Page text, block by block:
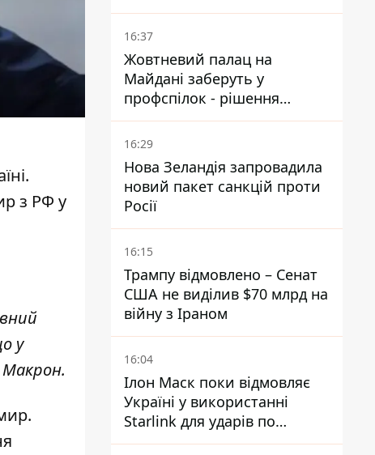
з РФ у
у
Макрон.
почався діалог
16:37
Жовтневий палац на
Майдані заберуть у
профспілок - рішення
Господарського суду
16:29
Нова Зеландія запровадила
новий пакет санкцій проти
Росії
16:15
Трампу відмовлено – Сенат
США не виділив $70 млрд на
війну з Іраном
16:04
Ілон Маск поки відмовляє
Україні у використанні
Starlink для ударів по
території Росії – ЗМІ